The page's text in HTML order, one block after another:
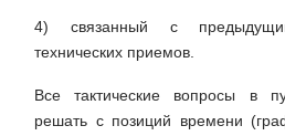
4) связанный с
технических приемов.
Все тактические вопросы в
решать с позиций времени